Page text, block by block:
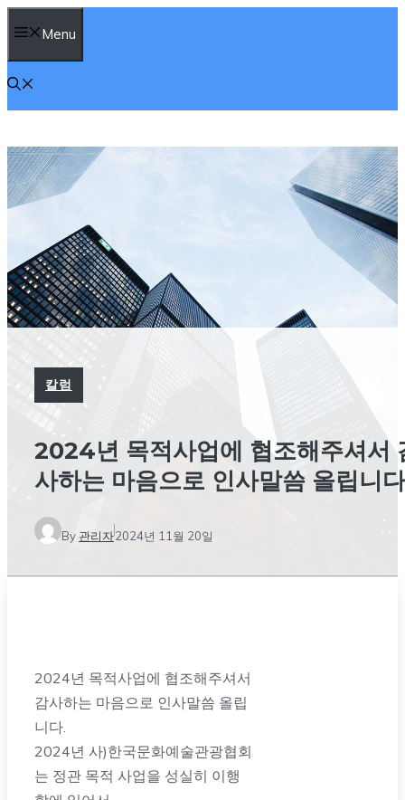
텐
츠
로
건
뛰
기
Menu
칼럼
2024년 목적사업에 협조해주셔서
사하는 마음으로 인사말씀 올립니
By 관리자2024년 11월 20일
2024년 목적사업에 협조해주셔서
감사하는 마음으로 인사말씀 올립
니다.
2024년 사)한국문화예술관광협회
는 정관 목적 사업을 성실히 이행